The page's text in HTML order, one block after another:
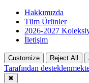
Hakkımızda
Tüm Ürünler
2026-2027
İletişim
Customize Reject All
Tarafından
✖